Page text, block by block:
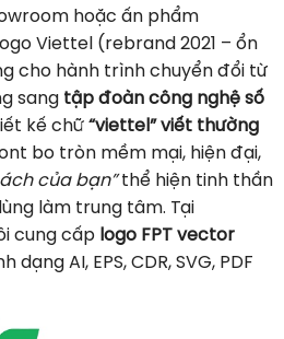
hoặc ấn phẩm
Viettel (rebrand 2021 – ổn
cho hành trình chuyển đổi từ
sang tập đoàn công nghệ số
kế chữ “viettel” viết thường
bo tròn mềm mại, hiện đại,
của bạn”thể hiện tinh thần
làm trung tâm. Tại
cung cấp logo FPT vector
dạng AI, EPS, CDR, SVG, PDF